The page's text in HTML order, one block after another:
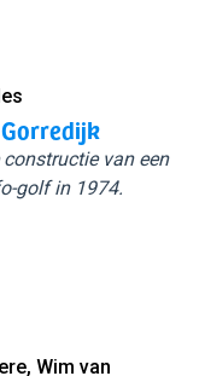
Gorredijk
van een
golf in 1974.
Wim van